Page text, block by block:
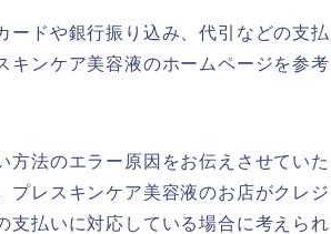
ードや銀行振り込み、代引などの支払
キンケア美容液のホームページを参考
方法のエラー原因をお伝えさせていた
プレスキンケア美容液のお店がクレジ
支払いに対応している場合に考えられ